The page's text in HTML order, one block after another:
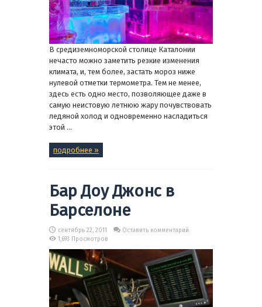
В средиземноморской столице Каталонии
нечасто можно заметить резкие изменения
климата, и, тем более, застать мороз ниже
нулевой отметки термометра. Тем не менее,
здесь есть одно место, позволяющее даже в
самую неистовую летнюю жару почувствовать
ледяной холод и одновременно насладиться
этой ...
подробнее »
Бар Доу Джонс в
Барселоне
сентябрь 22, 2011
Оставить комментарий
1,693 Просмотров